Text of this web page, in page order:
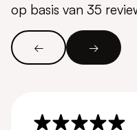
op basis van 35
← →